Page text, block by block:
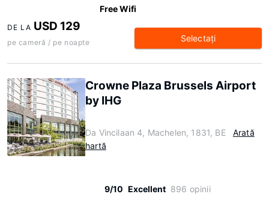
Free Wifi
DE LA USD 129
pe cameră / pe noapte Selectaţi
Crowne Plaza Brussels Airport
by IHG
Da Vincilaan 4, Machelen, 1831, BE
Arată
hartă
9/10 Excellent 896 opinii